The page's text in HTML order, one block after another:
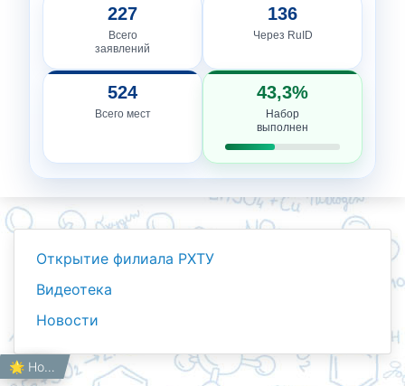
227
Всего
заявлений
136
Через RuID
524
Всего мест
43,3%
Набор
выполнен
Открытие филиала РХТУ
Видеотека
Новости
Главная
Работникам
Новости 🌟 Новые горизонты сотрудничества! 🤝🎓